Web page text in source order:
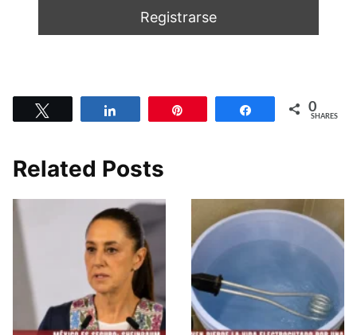
Share 0
SHARES
Related Posts